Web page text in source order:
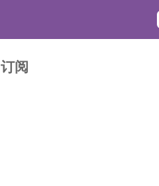
订阅